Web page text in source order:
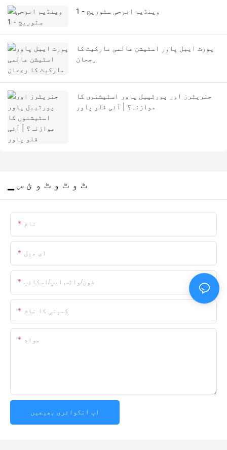
وینڈیم انرجی سٹوریج - 1
پورٹ ایبل پاور اسٹیشن عالمی مارکیٹ کا
رجحان
جنریٹرز اور پورٹیبل پاور اسٹیشنوں کا
موازنہ؟ | آئی فلو پاور
▁ ٹ و ٹ و ٹ و ئ س
نام
ای میل
فون/واٹس ایپ/اسکائپ
کمپنی کا نام
مواد
اب انکوائری بھیجیں